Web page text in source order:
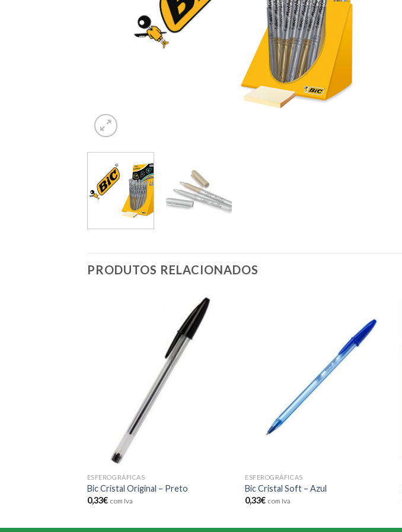
PRODUTOS RELACIONADOS
ESFEROGRÁFICAS
Bic Cristal Original – Preto
0,33€ com Iva
Add to
ESFEROGRÁFICAS
Bic Cristal Soft – Azul
0,33€ com Iva